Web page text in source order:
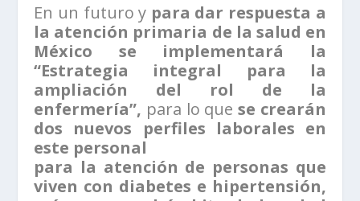
En un futuro y para dar respuesta a
la atención primaria de la salud en
México se implementará la
“Estrategia integral para la
ampliación del rol de la
enfermería”, para lo que se crearán
dos nuevos perfiles laborales en
este personal
para la atención de personas que
viven con diabetes e hipertensión,